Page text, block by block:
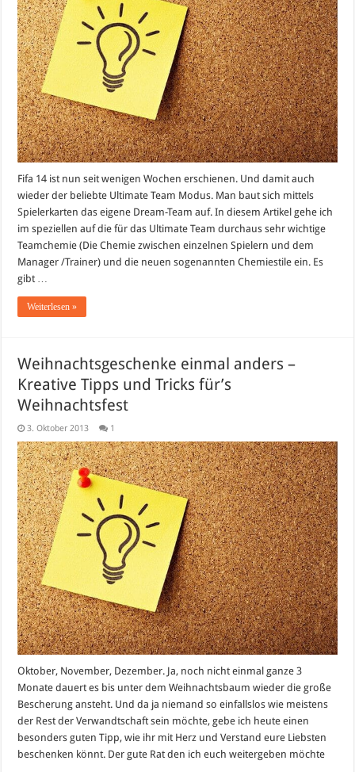
Fifa 14 ist nun seit wenigen Wochen erschienen. Und damit auch
wieder der beliebte Ultimate Team Modus. Man baut sich mittels
Spielerkarten das eigene Dream-Team auf. In diesem Artikel gehe ich
im speziellen auf die für das Ultimate Team durchaus sehr wichtige
Teamchemie (Die Chemie zwischen einzelnen Spielern und dem
Manager /Trainer) und die neuen sogenannten Chemiestile ein. Es
gibt …
Weiterlesen »
Weihnachtsgeschenke einmal anders –
Kreative Tipps und Tricks für’s
Weihnachtsfest
3. Oktober 2013 1
Oktober, November, Dezember. Ja, noch nicht einmal ganze 3
Monate dauert es bis unter dem Weihnachtsbaum wieder die große
Bescherung ansteht. Und da ja niemand so einfallslos wie meistens
der Rest der Verwandtschaft sein möchte, gebe ich heute einen
besonders guten Tipp, wie ihr mit Herz und Verstand eure Liebsten
beschenken könnt. Der gute Rat den ich euch weitergeben möchte